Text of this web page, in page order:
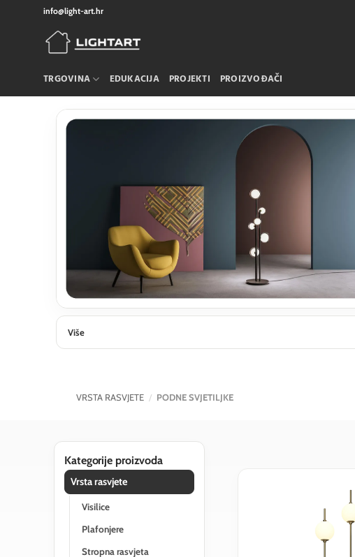
info@light-art.hr
TRGOVINA EDUKACIJA PROJEKTI PROIZVOĐAČI
Više
VRSTA RASVJETE / PODNE SVJETILJKE
Kategorije proizvoda
Vrsta rasvjete
Visilice
Plafonjere
Stropna rasvjeta